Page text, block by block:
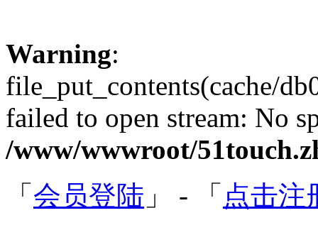
Warning:
file_put_contents(cache/
failed to open stream: No
/www/wwwroot/
「 会员登陆 」 - 「 点击注